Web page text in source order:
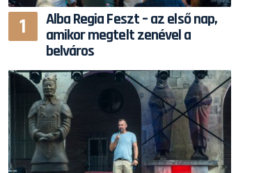
Alba Regia Feszt – az első nap,
amikor megtelt zenével a
belváros